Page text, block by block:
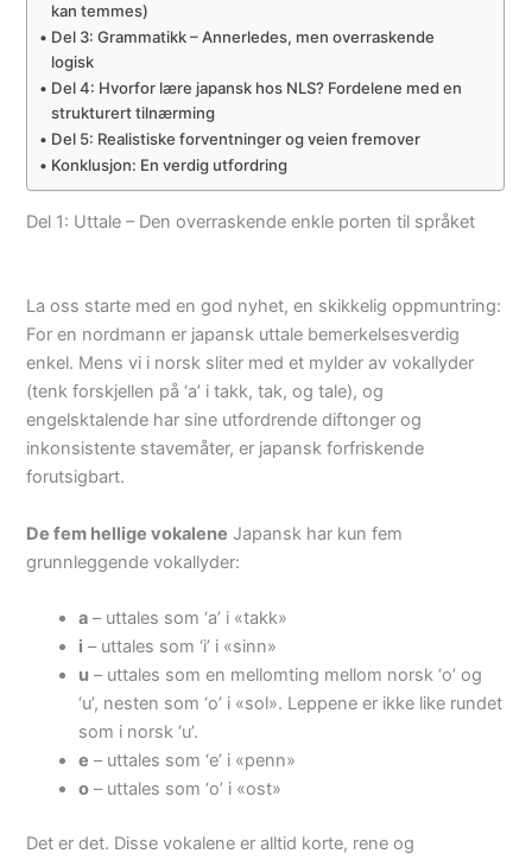
kan temmes)
Del 3: Grammatikk – Annerledes, men overraskende
logisk
Del 4: Hvorfor lære japansk hos NLS? Fordelene med en
strukturert tilnærming
Del 5: Realistiske forventninger og veien fremover
Konklusjon: En verdig utfordring
Del 1: Uttale – Den overraskende enkle porten til språket
La oss starte med en god nyhet, en skikkelig oppmuntring:
For en nordmann er japansk uttale bemerkelsesverdig
enkel. Mens vi i norsk sliter med et mylder av vokallyder
(tenk forskjellen på ‘a’ i takk, tak, og tale), og
engelsktalende har sine utfordrende diftonger og
inkonsistente stavemåter, er japansk forfriskende
forutsigbart.
De fem hellige vokalene Japansk har kun fem
grunnleggende vokallyder:
a – uttales som ‘a’ i «takk»
i – uttales som ‘i’ i «sinn»
u – uttales som en mellomting mellom norsk ‘o’ og
‘u’, nesten som ‘o’ i «sol». Leppene er ikke like rundet
som i norsk ‘u’.
e – uttales som ‘e’ i «penn»
o – uttales som ‘o’ i «ost»
Det er det. Disse vokalene er alltid korte, rene og